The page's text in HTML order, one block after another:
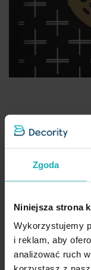
Zgoda
Niniejsza strona
Wykorzystujemy
i reklam, aby
analizować ruch
Obraz
13,80 zł
Cena regularna:85,30